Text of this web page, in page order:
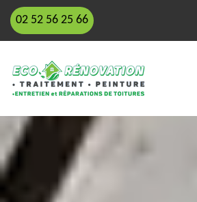
02 52 56 25 66